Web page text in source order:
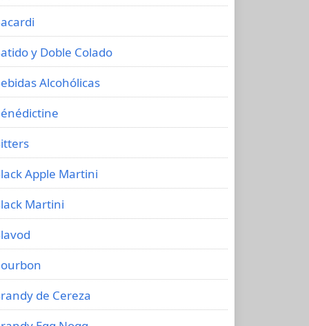
y Doble Colado
Alcohólicas
Apple Martini
Martini
de Cereza